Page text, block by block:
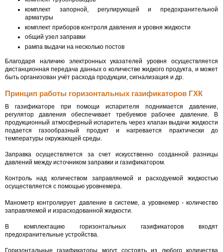
комплект запорной, регулирующей и предохранительной
арматуры
комплект приборов контроля давления и уровня жидкости
общий узел заправки
рампа выдачи на несколько постов
Благодаря наличию электронных указателей уровня осуществляется
дистанционная передача данных о количестве жидкого продукта, и может
быть организован учёт расхода продукции, сигнализация и др.
Принцип работы горизонтальных газификаторов ГХК
В газификаторе при помощи испарителя поднимается давление,
регулятор давления обеспечивает требуемое рабочее давление. В
продукционный атмосферный испаритель через клапан выдачи жидкости
подается газообразный продукт и нагревается практически до
температуры окружающей среды.
Заправка осуществляется за счет искусственно созданной разницы
давлений между источником заправки и газификатором.
Контроль над количеством заправляемой и расходуемой жидкостью
осуществляется с помощью уровнемера.
Манометр контролирует давление в системе, а уровнемер - количество
заправляемой и израсходованной жидкости.
В комплектацию горизонтальных газификаторов входят
предохранительные устройства.
Горизонтальные газификаторы могут состоять из любого количества